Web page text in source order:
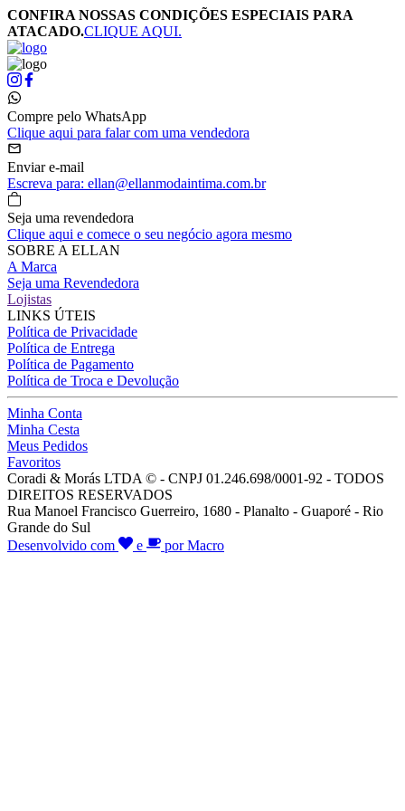
CONFIRA NOSSAS CONDIÇÕES ESPECIAIS PARA
ATACADO.CLIQUE AQUI.
Compre pelo WhatsApp
Clique aqui para falar com uma vendedora
Enviar e-mail
Escreva para: ellan@ellanmodaintima.com.br
Seja uma revendedora
Clique aqui e comece o seu negócio agora mesmo
SOBRE A ELLAN
A Marca
Seja uma Revendedora
Lojistas
LINKS ÚTEIS
Política de Privacidade
Política de Entrega
Política de Pagamento
Política de Troca e Devolução
Minha Conta
Minha Cesta
Meus Pedidos
Favoritos
Coradi & Morás LTDA © - CNPJ 01.246.698/0001-92 - TODOS
DIREITOS RESERVADOS
Rua Manoel Francisco Guerreiro, 1680 - Planalto - Guaporé - Rio
Grande do Sul
Desenvolvido com
e por Macro